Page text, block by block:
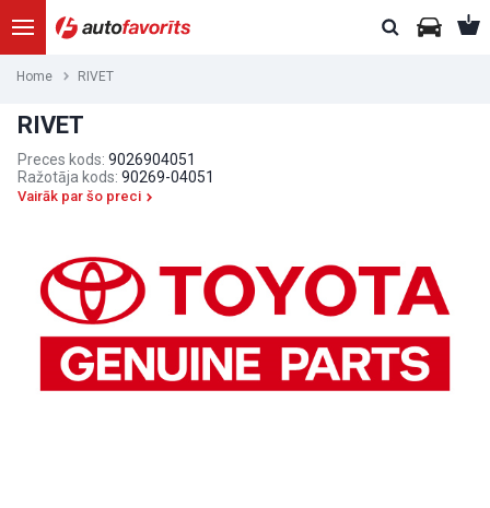
Home RIVET
RIVET
Preces kods: 9026904051
Ražotāja kods: 90269-04051
Vairāk par šo preci